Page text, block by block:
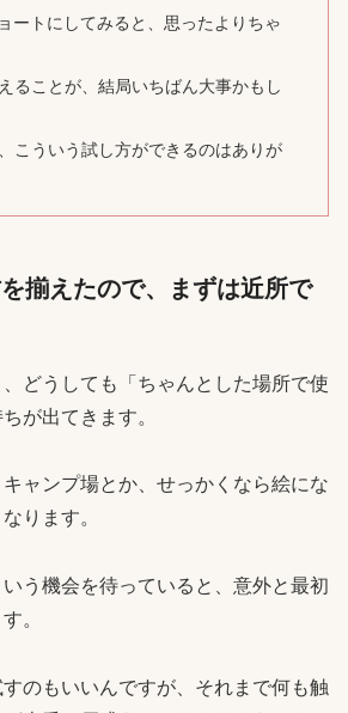
ートにしてみると、思ったよりちゃ
ることが、結局いちばん大事かもし
こういう試し方ができるのはありが
揃えたので、まずは近所で
どうしても「ちゃんとした場所で使
が出てきます。
ャンプ場とか、せっかくなら絵にな
ります。
う機会を待っていると、意外と最初
。
のもいいんですが、それまで何も触